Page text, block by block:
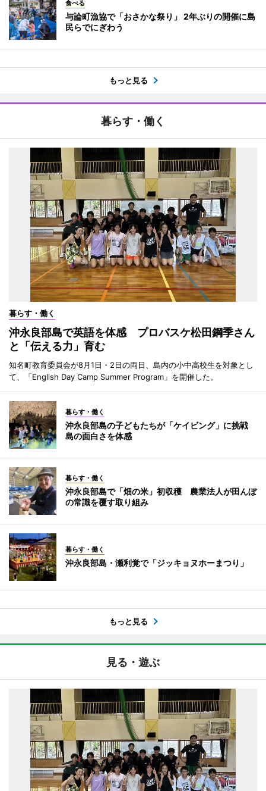
食べる
与論町漁協で「おさかな祭り」 2年ぶりの開催に島
民らでにぎわう
もっと見る
暮らす・働く
暮らす・働く
沖永良部島で英語を体感 プロバスケ松田鋼季さん
と「伝える力」育む
知名町教育委員会が8月1日・2日の両日、島内の小中高校生を対象とし
て、「English Day Camp Summer Program」を開催した。
暮らす・働く
沖永良部島の子どもたちが「ケイビング」に挑戦
島の面白さを体感
暮らす・働く
沖永良部島で「畑の米」初収穫 農業法人が田んぼ
の常識を覆す取り組み
暮らす・働く
沖永良部島・瀬利覚で「ジッキョヌホーまつり」
もっと見る
見る・遊ぶ